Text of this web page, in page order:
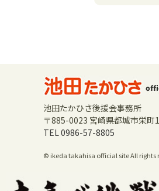
池田たかひさ後援会事務所
〒885-0023 宮崎県都城市栄町
TEL 0986-57-8805
© ikeda takahisa official site All rights